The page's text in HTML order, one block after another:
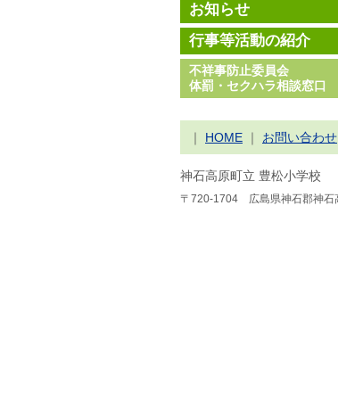
お知らせ
行事等活動の紹介
不祥事防止委員会
体罰・セクハラ相談窓口
｜ HOME ｜ お問い合わせ
神石高原町立 豊松小学校
〒720-1704 広島県神石郡神